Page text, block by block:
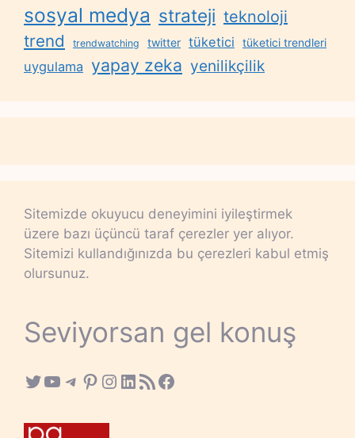
sosyal medya strateji teknoloji
trend trendwatching twitter tüketici tüketici trendleri
uygulama yapay zeka yenilikçilik
Sitemizde okuyucu deneyimini iyileştirmek
üzere bazı üçüncü taraf çerezler yer alıyor.
Sitemizi kullandığınızda bu çerezleri kabul etmiş
olursunuz.
Seviyorsan gel konuş
Twitter
YouTube
Telegram
Pinterest
Instagram
LinkedIn
RSS FeedFacebook